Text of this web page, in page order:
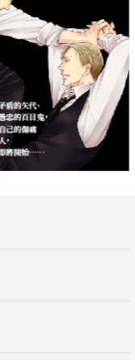
何神明都是大地主。
也許會有一些衝擊，